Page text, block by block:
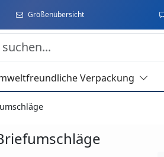
Größenübersicht
Verpackung